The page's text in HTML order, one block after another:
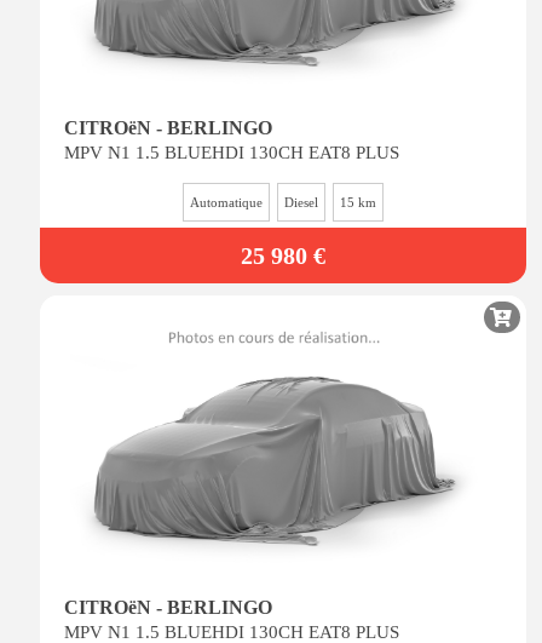
CITROëN - BERLINGO
MPV N1 1.5 BLUEHDI 130CH EAT8 PLUS
Automatique Diesel 15 km
25 980 €
CITROëN - BERLINGO
MPV N1 1.5 BLUEHDI 130CH EAT8 PLUS